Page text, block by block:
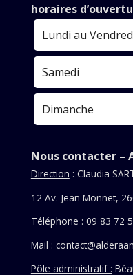
horaires
Lundi au
Samedi
Dimanche
Nous contacter –
Direction : Claudia
12 Av. Jean Monnet,
Téléphone : 09 83 72
Mail :
Pôle administratif :